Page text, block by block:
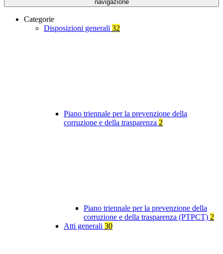
navigazione
Categorie
Disposizioni generali 32
Piano triennale per la prevenzione della
corruzione e della trasparenza 2
Piano triennale per la prevenzione della
corruzione e della trasparenza (PTPCT) 2
Atti generali 30